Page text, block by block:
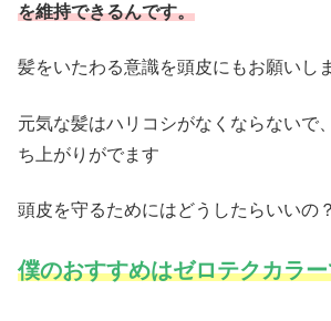
を維持できるんです。
髪をいたわる意識を頭皮にもお願いし
元気な髪はハリコシがなくならないで
ち上がりがでます
頭皮を守るためにはどうしたらいいの？
僕のおすすめはゼロテクカラ